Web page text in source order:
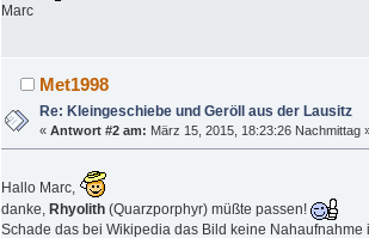
Marc
Met1998
Re: Kleingeschiebe und Geröll aus der Lausitz
«Antwort #2 am: März 15, 2015, 18:23:26 Nachmittag
Hallo Marc,
danke, Rhyolith (Quarzporphyr) müßte passen!
Schade das bei Wikipedia das Bild keine Nahaufnahme